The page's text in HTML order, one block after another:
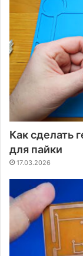
Как
для пайки
17.03.2026